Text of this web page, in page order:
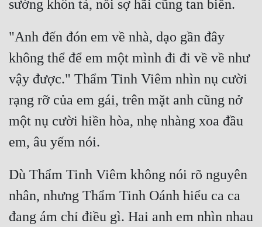
Phong Thủy - Tâm Linh
Phương Tây
Phản Phái
Quan Trường
Quân Sự
Sảng Văn
Sắc
Sủng
Thanh Xuân
Tiên Hiệp
"Anh đến đón em về nhà, dạo gần đây
không thể để em một mình đi đi về về như
vậy được." Thẩm Tinh Viêm nhìn nụ cười
rạng rỡ của em gái, trên mặt anh cũng nở
một nụ cười hiền hòa, nhẹ nhàng xoa đầu
Dù Thẩm Tinh Viêm không nói rõ nguyên
nhân, nhưng Thẩm Tinh Oánh hiểu ca ca
đang ám chỉ điều gì. Hai anh em nhìn nhau